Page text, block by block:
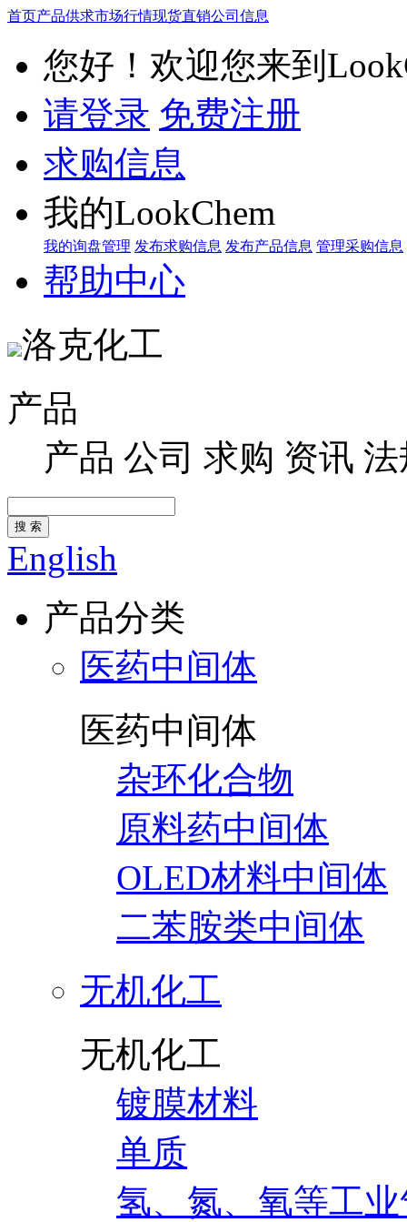
首页产品供求市场行情现货直销公司信息
您好！欢迎您来到
请登录 免费注册
求购信息
我的LookChem
我的询盘管理 发布求购信息 发布产品信息 管理采购信息
帮助中心
洛克化工
产品
产品 公司 求购 资讯 法
搜 索
English
产品分类
医药中间体
医药中间体
杂环化合物
原料药中间体
OLED材料中间体
二苯胺类中间体
无机化工
无机化工
镀膜材料
单质
氢、氮、氧等工